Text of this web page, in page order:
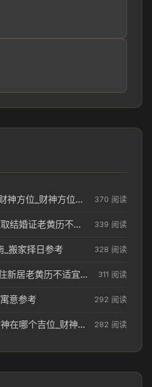
2026年04月11日老黄历财神方位_财神方位与供奉讲究 370 阅读
今天2026年04月18日领取结婚证老黄历不适合吗_领证日期参考 339 阅读
_搬家择日参考 328 阅读
今日2026年04月11日入住新居老黄历不适宜吗_搬家择日参考 311 阅读
意参考 292 阅读
2026年04月12日今天财神在哪个吉位_财神方位参考 282 阅读